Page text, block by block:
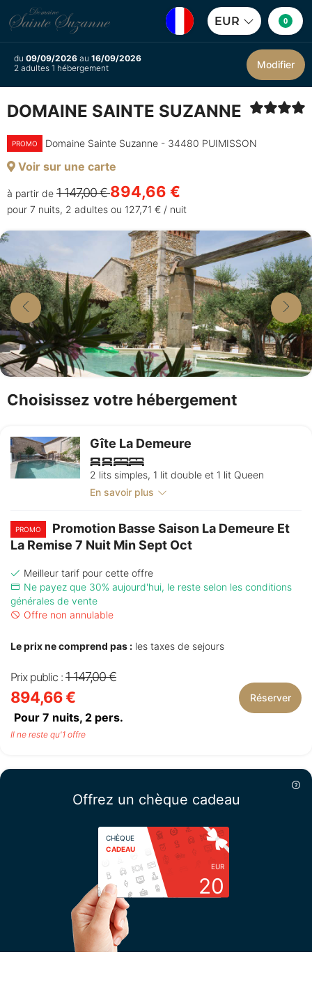
EUR 0
du 09/09/2026 au 16/09/2026
2 adultes 1 hébergement
Modifier
DOMAINE SAINTE SUZANNE
PROMO Domaine Sainte Suzanne - 34480 PUIMISSON
Voir sur une carte
à partir de 1 147,00 €894,66 €
pour 7 nuits, 2 adultes ou 127,71 € / nuit
Choisissez votre hébergement
Gîte La Demeure
2 lits simples, 1 lit double et 1 lit Queen
En savoir plus
PROMO
Promotion Basse Saison La Demeure Et
La Remise 7 Nuit Min Sept Oct
Meilleur tarif pour cette offre
Ne payez que 30% aujourd'hui, le reste selon les conditions
générales de vente
Offre non annulable
Le prix ne comprend pas : les taxes de sejours
Prix public : 1 147,00 €
894,66 €
Pour 7 nuits, 2 pers.
Réserver
Il ne reste qu'1 offre
Offrez un chèque cadeau
CHÈQUE
CADEAU
EUR
20